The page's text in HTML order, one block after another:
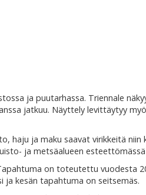
ja puutarhassa. Triennale
jatkuu. Näyttely levittäytyy
haju ja maku saavat virikkeitä niin
ja metsäalueen
on toteutettu vuodesta
ja kesän tapahtuma on seitsemäs.